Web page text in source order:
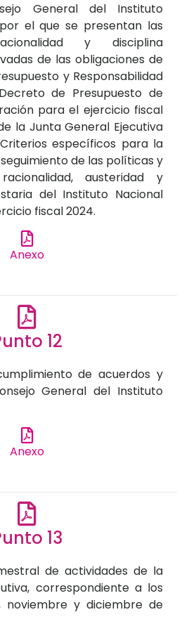
General del Instituto
el que se presentan las
y disciplina
de las obligaciones de
y Responsabilidad
de Presupuesto de
para el ejercicio fiscal
la Junta General Ejecutiva
específicos para la
de las políticas y
austeridad y
del Instituto Nacional
fiscal 2024.
Anexo
12
de acuerdos y
General del Instituto
Anexo
13
de actividades de la
correspondiente a los
noviembre y diciembre de